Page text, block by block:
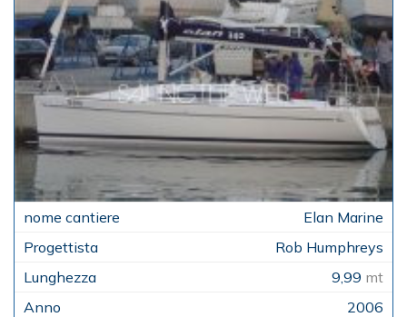
Elan Marine
Rob Humphreys
9,99 mt
2006